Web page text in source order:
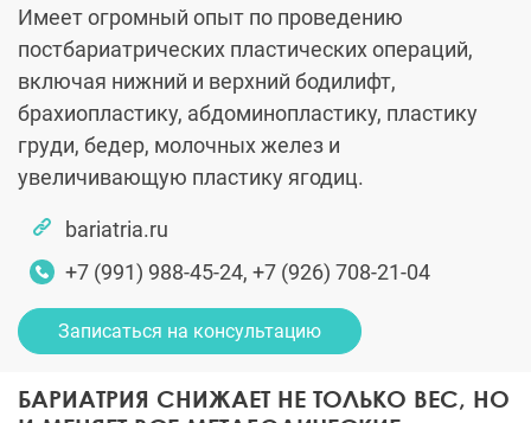
Имеет огромный опыт по проведению
постбариатрических пластических операций,
включая нижний и верхний бодилифт,
брахиопластику, абдоминопластику, пластику
груди, бедер, молочных желез и
увеличивающую пластику ягодиц.
bariatria.ru
+7 (991) 988-45-24, +7 (926) 708-21-04
Записаться на консультацию
БАРИАТРИЯ СНИЖАЕТ НЕ ТОЛЬКО ВЕС, НО